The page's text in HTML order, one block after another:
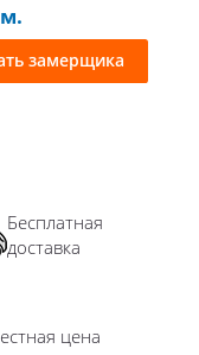
замерщика
Бесплатная
доставка
цена